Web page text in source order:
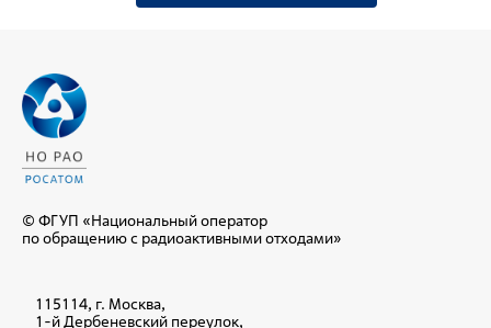
© ФГУП «Национальный оператор
по обращению с радиоактивными отходами»
115114, г. Москва,
1-й Дербеневский переулок,